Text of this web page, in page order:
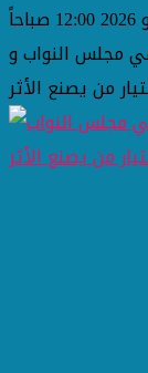
مجلس النواب و
من يصنع الأثر